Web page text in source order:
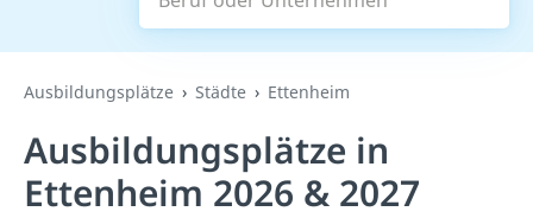
Ausbildungsplätze Städte Ettenheim
Ausbildungsplätze in
Ettenheim 2026 & 2027